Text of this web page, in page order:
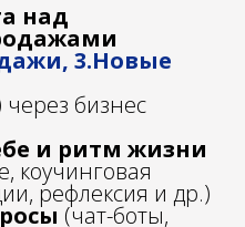
над
3.Новые
через бизнес
и ритм жизни
коучинговая
рефлексия и др.)
(чат-боты,